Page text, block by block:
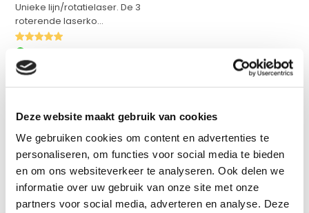
Deze website maakt gebruik van cookies
We gebruiken cookies om content en advertenties te
personaliseren, om functies voor social media te bieden
en om ons websiteverkeer te analyseren. Ook delen we
informatie over uw gebruik van onze site met onze
partners voor social media, adverteren en analyse. Deze
Unieke lijn/rotatielaser. De 3
roterende laserko...
Vergelijk
Adviesprijs: